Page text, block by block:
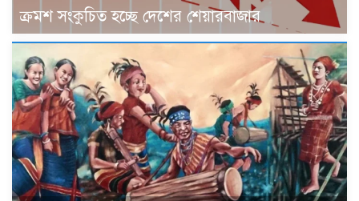
ক্রমশ সংকুচিত হচ্ছে দেশের শেয়ারবাজার